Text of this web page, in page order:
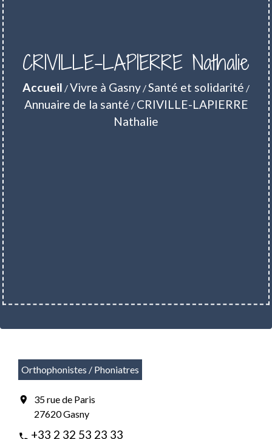
CRIVILLE-LAPIERRE Nathalie
Accueil /Vivre à Gasny /Santé et solidarité /
Annuaire de la santé / CRIVILLE-LAPIERRE
Nathalie
Orthophonistes / Phoniatres
location_on
35 rue de Paris
27620 Gasny
phone +33 2 32 53 23 33